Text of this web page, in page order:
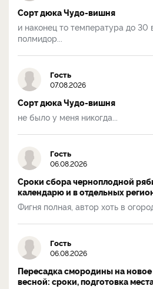
Сорт дюка Чудо-вишня
и наконец то температура до 30
полмидор...
Гость
07.08.2026
Сорт дюка Чудо-вишня
не было у меня никогда...
Гость
06.08.2026
Сроки сбора черноплодной
календарю и в отдельных
Фигня полная, автор хоть в
Гость
06.08.2026
Пересадка смородины на
весной: сроки, подготовка